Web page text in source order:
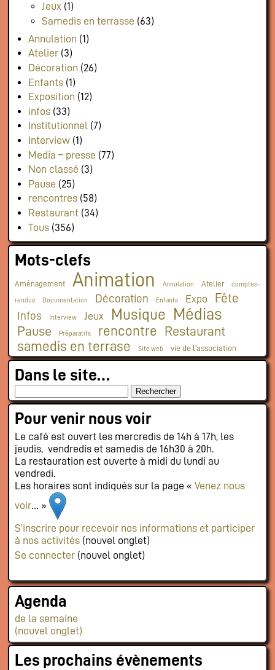
Jeux (1)
Samedis en terrasse (63)
Annulation (1)
Atelier(3)
Décoration (26)
Enfants(1)
Exposition (12)
infos(33)
Institutionnel (7)
Interview(1)
Media – presse (77)
Non classé (3)
Pause (25)
rencontres(58)
Restaurant(34)
Tous(356)
Mots-clefs
Aménagement Animation Annulation Atelier comptes-
rendus Documentation Décoration Enfants Expo Fête
Infos Interview Jeux Musique Médias
Pause Préparatifs rencontre Restaurant
samedis en terrase Site web vie de l'association
Dans le site…
Pour venir nous voir
Le café est ouvert les mercredis de 14h à 17h, les
jeudis, vendredis et samedis de 16h30 à 20h.
La restauration est ouverte à midi du lundi au
vendredi.
Les horaires sont indiqués sur la page « Venez nous
voir… »
S’inscrire pour recevoir nos informations et participer
à nos activités(nouvel onglet)
Se connecter(nouvel onglet)
Agenda
de la semaine
(nouvel onglet)
Les prochains évènements